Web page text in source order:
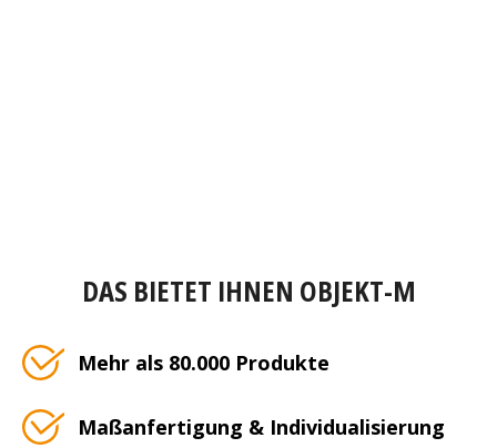
DAS BIETET IHNEN OBJEKT-M
Mehr als 80.000 Produkte
Maßanfertigung & Individualisierung